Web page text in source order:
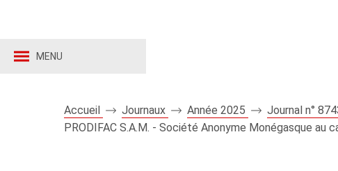
MENU
Accueil Journaux Année 2025
Journal n°
PRODIFAC S.A.M. - Société Anonyme Monégasque au